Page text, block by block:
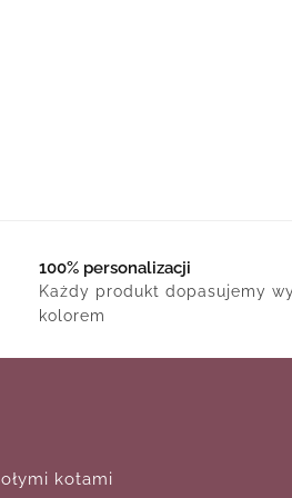
100% personalizacji
Każdy produkt dopasujemy
kolorem
kotami